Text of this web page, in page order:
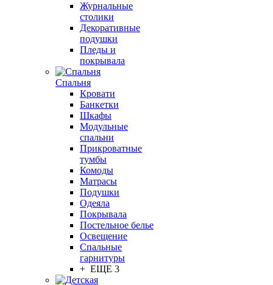
Журнальные
столики
Декоративные
подушки
Пледы и
покрывала
Спальня
Кровати
Банкетки
Шкафы
Модульные
спальни
Прикроватные
тумбы
Комоды
Матрасы
Подушки
Одеяла
Покрывала
Постельное белье
Освещение
Спальные
гарнитуры
+ ЕЩЕ 3